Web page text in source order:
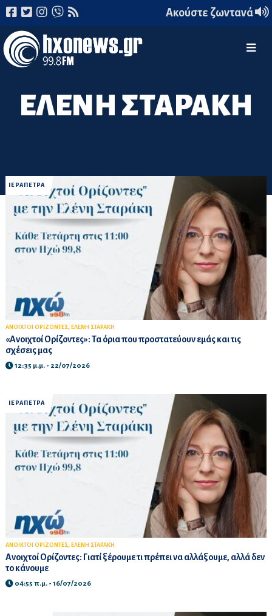
Ακούστε ζωντανά
ΕΛΕΝΗ ΣΤΑΡΑΚΗ
ΙΕΡΑΠΕΤΡΑ
ΑΝΟΙΧΤΟΙ ΟΡΙΖΟΝΤΕΣ, ΕΛΕΝΗ ΣΤΑΡΑΚΗ
«Ανοιχτοί Ορίζοντες»: Τα όρια που προστατεύουν εμάς και τις
σχέσεις μας
12:35 μ.μ. - 22/07/2026
ΙΕΡΑΠΕΤΡΑ
ΑΝΟΙΚΤΟΙ ΟΡΙΖΟΝΤΕΣ, ΕΛΕΝΗ ΣΤΑΡΑΚΗ
Ανοιχτοί Ορίζοντες: Γιατί ξέρουμε τι πρέπει να αλλάξουμε, αλλά δεν
το κάνουμε
04:55 π.μ. - 16/07/2026